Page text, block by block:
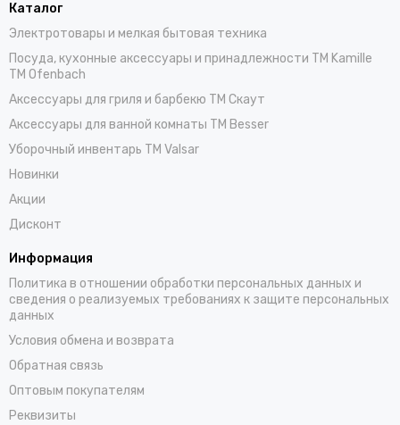
Каталог
Электротовары и мелкая бытовая техника
Посуда, кухонные аксессуары и принадлежности TM Kamille
TM Ofenbach
Аксессуары для гриля и барбекю TM Скаут
Аксессуары для ванной комнаты TM Besser
Уборочный инвентарь TM Valsar
Новинки
Акции
Дисконт
Информация
Политика в отношении обработки персональных данных и
сведения о реализуемых требованиях к защите персональных
данных
Условия обмена и возврата
Обратная связь
Оптовым покупателям
Реквизиты